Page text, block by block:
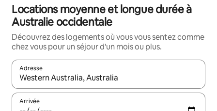
Locations moyenne et longue durée à
Australie occidentale
Découvrez des logements où vous vous sentez comme
chez vous pour un séjour d'un mois ou plus.
Adresse
Lorsque les résultats s'affichent, utilisez les flèches vers le
Arrivée